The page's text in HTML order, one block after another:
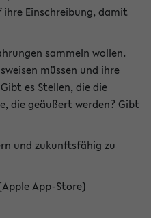
Einschreibung, damit
sammeln wollen.
müssen und ihre
es Stellen, die die
die geäußert werden? Gibt
und zukunftsfähig zu
App-Store)